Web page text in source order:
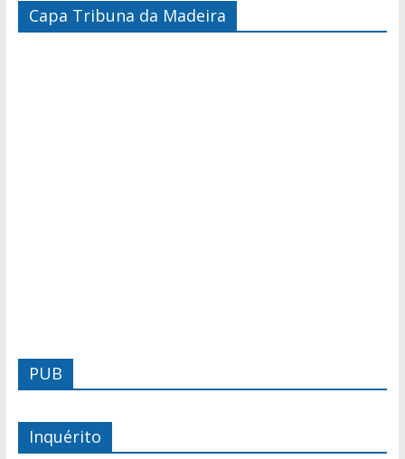
Capa Tribuna da Madeira
PUB
Inquérito